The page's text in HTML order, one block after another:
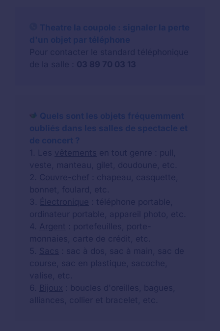
Quels sont les objets fréquemment
oubliés dans les salles de spectacle et
de concert ?
1. Les vêtements en tout genre : pull,
veste, manteau, gilet, doudoune, etc.
2. Couvre-chef : chapeau, casquette,
bonnet, foulard, etc.
3. Électronique : téléphone portable,
ordinateur portable, appareil photo, etc.
4. Argent : portefeuilles, porte-
monnaies, carte de crédit, etc.
5. Sacs : sac à dos, sac à main, sac de
course, sac en plastique, sacoche,
valise, etc.
6. Bijoux : boucles d'oreilles, bagues,
alliances, collier et bracelet, etc.